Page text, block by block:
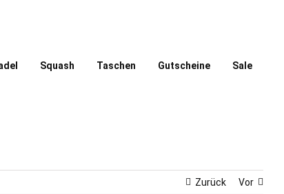
Squash Taschen Gutscheine Sale
Zurück Vor